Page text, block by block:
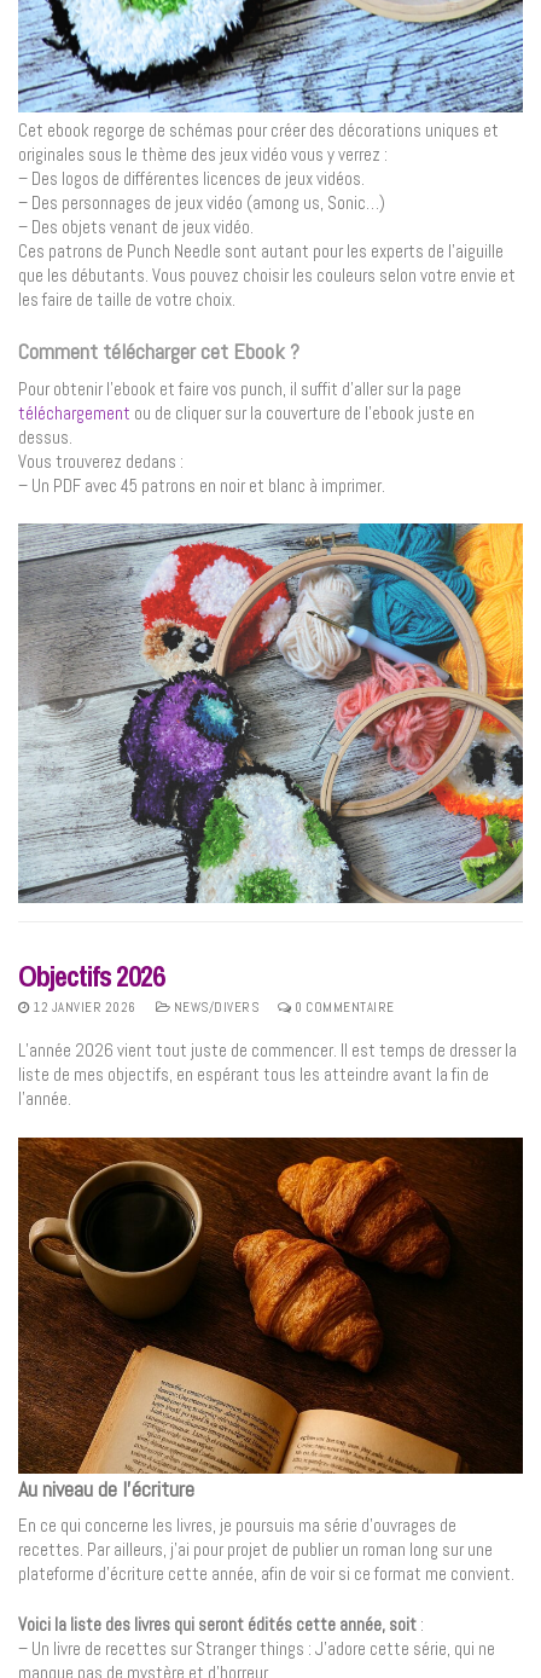
Cet ebook regorge de schémas pour créer des décorations uniques et
originales sous le thème des jeux vidéo vous y verrez :
– Des logos de différentes licences de jeux vidéos.
– Des personnages de jeux vidéo (among us, Sonic…)
– Des objets venant de jeux vidéo.
Ces patrons de Punch Needle sont autant pour les experts de l’aiguille
que les débutants. Vous pouvez choisir les couleurs selon votre envie et
les faire de taille de votre choix.
Comment télécharger cet Ebook ?
Pour obtenir l’ebook et faire vos punch, il suffit d’aller sur la page
téléchargement ou de cliquer sur la couverture de l’ebook juste en
dessus.
Vous trouverez dedans :
– Un PDF avec 45 patrons en noir et blanc à imprimer.
Objectifs 2026
12 JANVIER 2026 NEWS/DIVERS 0 COMMENTAIRE
L’année 2026 vient tout juste de commencer. Il est temps de dresser la
liste de mes objectifs, en espérant tous les atteindre avant la fin de
l’année.
Au niveau de l’écriture
En ce qui concerne les livres, je poursuis ma série d’ouvrages de
recettes. Par ailleurs, j’ai pour projet de publier un roman long sur une
plateforme d’écriture cette année, afin de voir si ce format me convient.
Voici la liste des livres qui seront édités cette année, soit :
– Un livre de recettes sur Stranger things : J’adore cette série, qui ne
manque pas de mystère et d’horreur.